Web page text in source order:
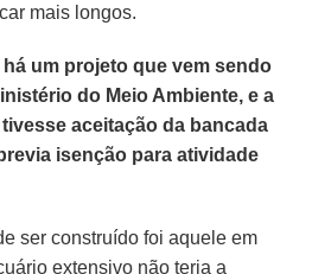
mais longos.
um projeto que vem sendo
do Meio Ambiente, e a
aceitação da bancada
isenção para atividade
ser construído foi aquele em
extensivo não teria a